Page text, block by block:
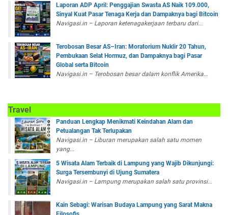
Laporan ADP April: Penggajian Swasta AS Naik 109.000,
Sinyal Kuat Pasar Tenaga Kerja dan Dampaknya bagi Bitcoin
Navigasi.in – Laporan ketenagakerjaan terbaru dari...
Terobosan Besar AS–Iran: Moratorium Nuklir 20 Tahun,
Pembukaan Selat Hormuz, dan Dampaknya bagi Pasar
Global serta Bitcoin
Navigasi.in – Terobosan besar dalam konflik Amerika...
Travel
Panduan Lengkap Menikmati Keindahan Alam dan
Petualangan Tak Terlupakan
Navigasi.in – Liburan merupakan salah satu momen
yang...
5 Wisata Alam Terbaik di Lampung yang Wajib Dikunjungi:
Surga Tersembunyi di Ujung Sumatera
Navigasi.in – Lampung merupakan salah satu provinsi...
Kain Sebagi: Warisan Budaya Lampung yang Sarat Makna